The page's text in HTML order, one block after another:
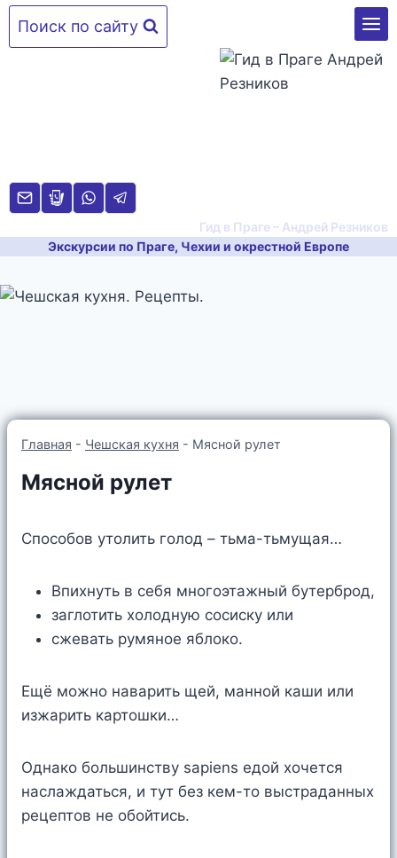
Перейти
Поиск по сайту
Гид в Праге – Андрей Резников
Экскурсии по Праге, Чехии и окрестной Европе
Главная - Чешская кухня - Мясной рулет
Мясной рулет
Способов утолить голод – тьма-тьмущая…
Впихнуть в себя многоэтажный бутерброд,
заглотить холодную сосиску или
сжевать румяное яблоко.
Ещё можно наварить щей, манной каши или
изжарить картошки…
Однако большинству sapiens едой хочется
наслаждаться, и тут без кем-то выстраданных
рецептов не обойтись.